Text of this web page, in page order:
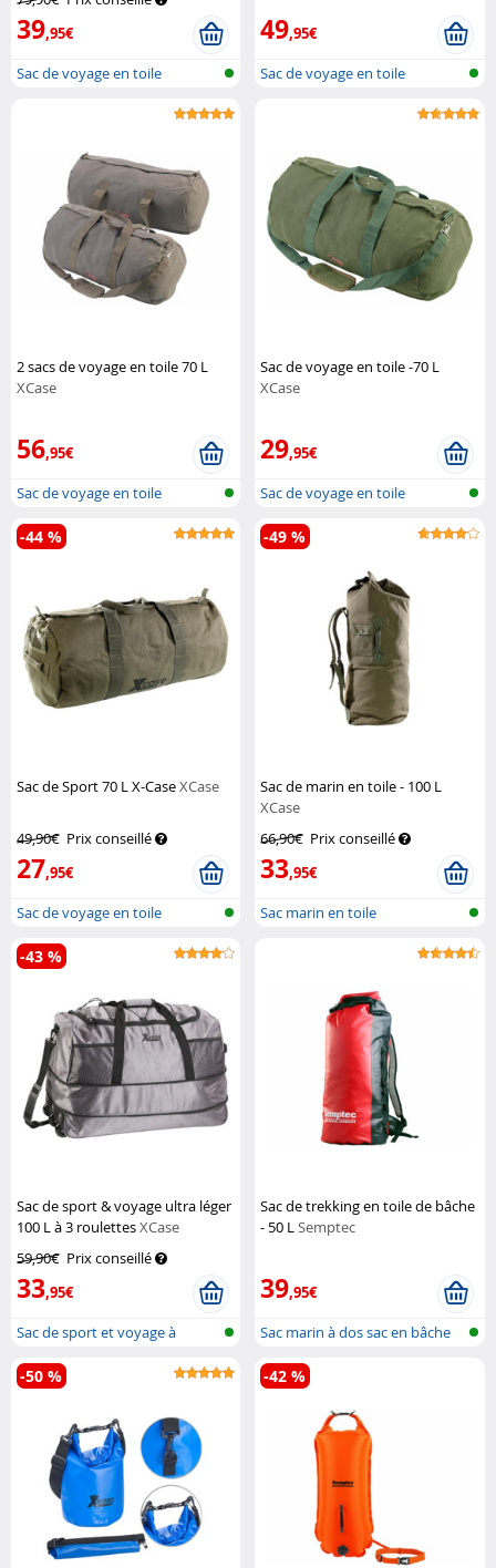
39,95€
Sac de voyage en toile
49,95€
Sac de voyage en toile
2 sacs de voyage en toile 70 L
XCase
56,95€
Sac de voyage en toile
Sac de voyage en toile -70 L
XCase
29,95€
Sac de voyage en toile
Sac de Sport 70 L X-CaseXCase
49,90€ Prix conseillé
27,95€
-44 %
Sac de voyage en toile
Sac de marin en toile - 100 L
XCase
66,90€ Prix conseillé
33,95€
-49 %
Sac marin en toile
Sac de sport & voyage ultra léger
100 L à 3 roulettesXCase
59,90€ Prix conseillé
33,95€
-43 %
Sac de sport et voyage à
roulettes
Sac de trekking en toile de bâche
- 50 LSemptec
39,95€
Sac marin à dos sac en bâche
de cam...
-50 % -42 %